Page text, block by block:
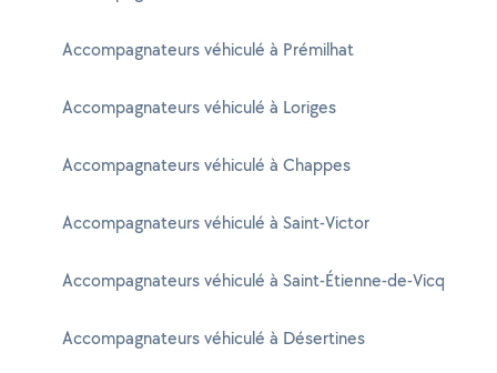
Accompagnateurs véhiculé à Prémilhat
Accompagnateurs véhiculé à Loriges
Accompagnateurs véhiculé à Chappes
Accompagnateurs véhiculé à Saint-Victor
Accompagnateurs véhiculé à Saint-Étienne-de-Vicq
Accompagnateurs véhiculé à Désertines